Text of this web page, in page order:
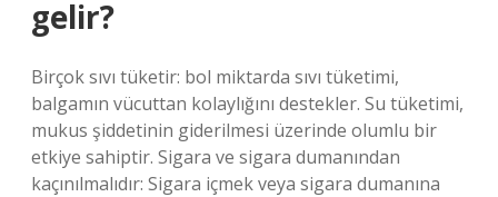
gelir?
Birçok sıvı tüketir: bol miktarda sıvı tüketimi,
balgamın vücuttan kolaylığını destekler. Su tüketimi,
mukus şiddetinin giderilmesi üzerinde olumlu bir
etkiye sahiptir. Sigara ve sigara dumanından
kaçınılmalıdır: Sigara içmek veya sigara dumanına